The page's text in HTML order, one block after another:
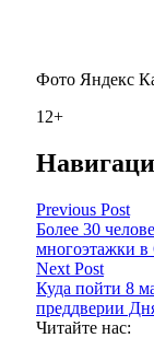
Фото Яндекс
12+
Previous Post
Более 30
многоэтажки в
Next Post
Куда пойти 8
преддверии
Читайте нас: